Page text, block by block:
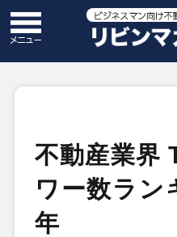
不動産業界
ワー数ラ
年